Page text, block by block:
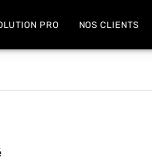
PRO NOS CLIENTS